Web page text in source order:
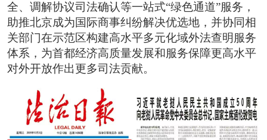
全、调解协议司法确认等一站式“绿色通道”服务，
助推北京成为国际商事纠纷解决优选地，并协同相
关部门在示范区构建高水平多元化域外法查明服务
体系，为首都经济高质量发展和服务保障更高水平
对外开放作出更多司法贡献。